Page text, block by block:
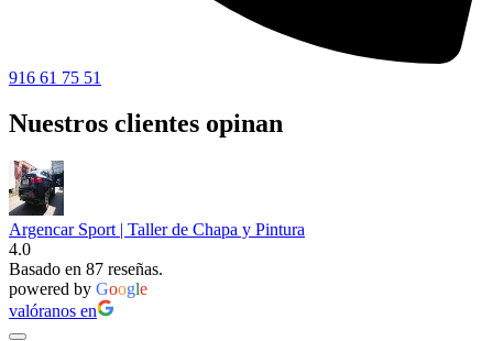
916 61 75 51
Nuestros clientes opinan
Argencar Sport | Taller de Chapa y Pintura
4.0
Basado en 87 reseñas.
powered by Google
valóranos en